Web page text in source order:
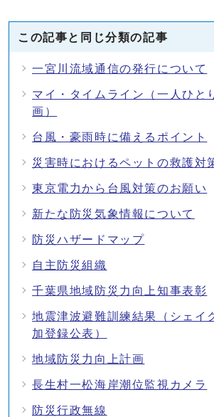
この記事と同じ分類の記事
一宮川流域通信の発行について
マイ・タイムライン（一人ひと
画）
台風・豪雨時に備えるポイント
災害時におけるペットの救護対
東京電力から台風対策のお願い
新たな防災気象情報について
防災ハザードマップ
自主防災組織
千葉県地域防災力向上知事表彰
地震津波避難訓練結果（シェイ
加登録公表）
地域防災力向上計画
長生村一松海岸潮位監視カメラ
防災行政無線